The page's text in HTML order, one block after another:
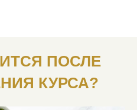
ПОСЛЕ
КУРСА?